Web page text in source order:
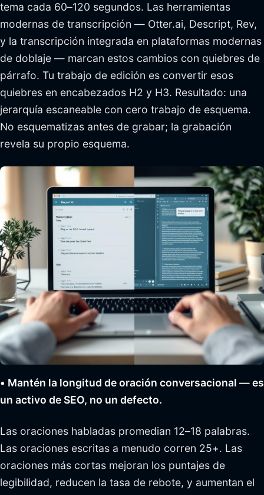
tema cada 60–120 segundos. Las herramientas
modernas de transcripción — Otter.ai, Descript, Rev,
y la transcripción integrada en plataformas modernas
de doblaje — marcan estos cambios con quiebres de
párrafo. Tu trabajo de edición es convertir esos
quiebres en encabezados H2 y H3. Resultado: una
jerarquía escaneable con cero trabajo de esquema.
No esquematizas antes de grabar; la grabación
revela su propio esquema.
• Mantén la longitud de oración conversacional — es
un activo de SEO, no un defecto.
Las oraciones habladas promedian 12–18 palabras.
Las oraciones escritas a menudo corren 25+. Las
oraciones más cortas mejoran los puntajes de
legibilidad, reducen la tasa de rebote, y aumentan el